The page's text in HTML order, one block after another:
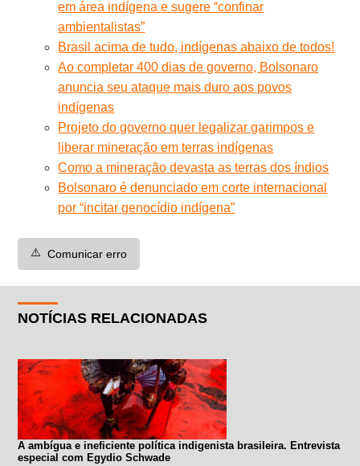
em área indígena e sugere “confinar
ambientalistas”
Brasil acima de tudo, indígenas abaixo de todos!
Ao completar 400 dias de governo, Bolsonaro
anuncia seu ataque mais duro aos povos
indígenas
Projeto do governo quer legalizar garimpos e
liberar mineração em terras indígenas
Como a mineração devasta as terras dos índios
Bolsonaro é denunciado em corte internacional
por “incitar genocídio indígena”
⚠️ Comunicar erro
NOTÍCIAS RELACIONADAS
A ambígua e ineficiente política indigenista brasileira. Entrevista
especial com Egydio Schwade